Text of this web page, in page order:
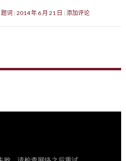
词 2014 年 6 月 21 日 添加评论